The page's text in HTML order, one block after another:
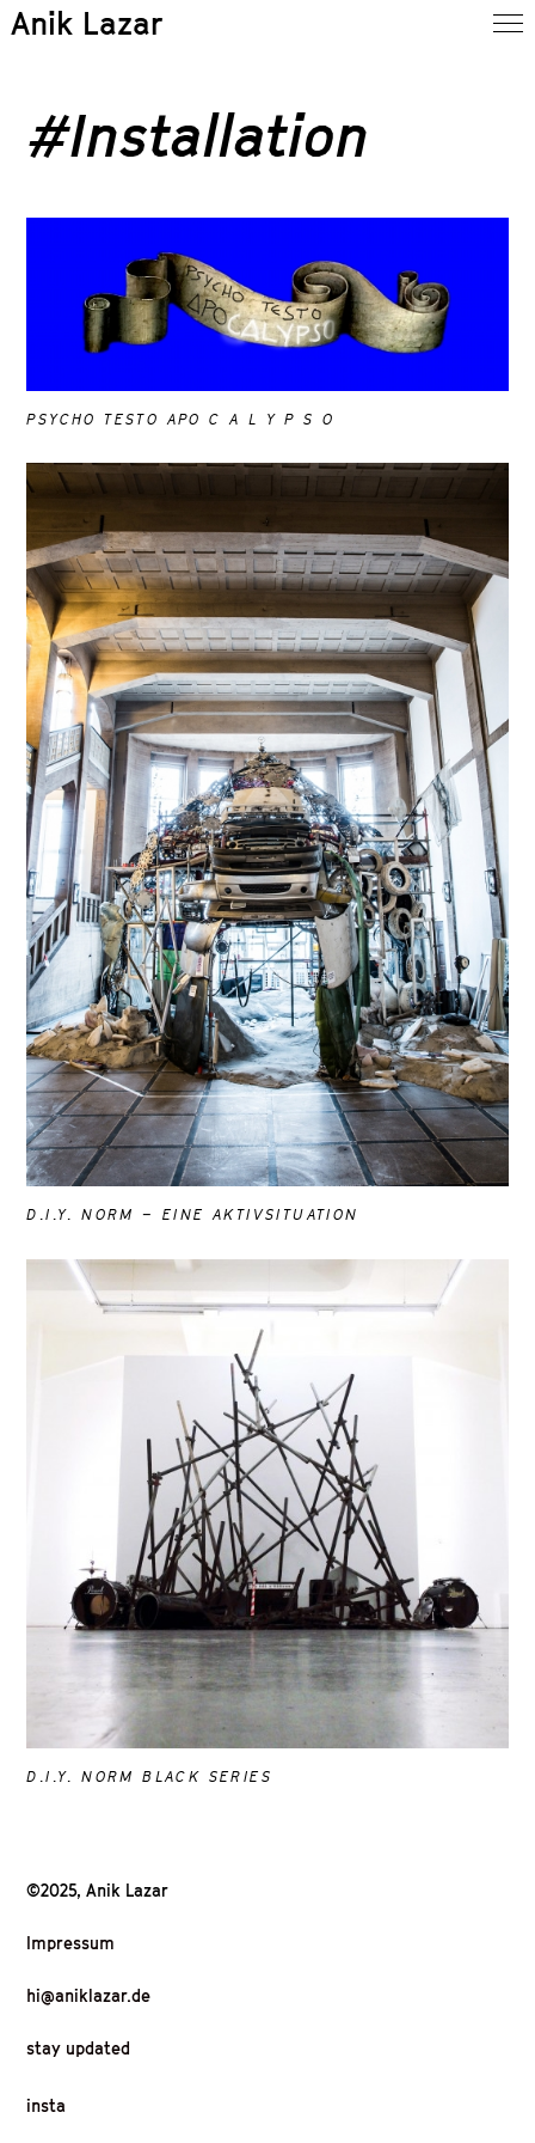
Anik Lazar
#Installation
PSYCHO TESTO APO C A L Y P S O
D.I.Y. NORM – EINE AKTIVSITUATION
D.I.Y. NORM BLACK SERIES
©2025, Anik Lazar
Impressum
hi@aniklazar.de
stay updated
insta